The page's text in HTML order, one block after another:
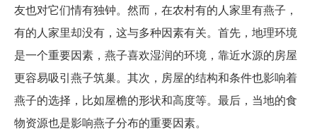
友也对它们情有独钟。然而，在农村有的人家里有燕子，
有的人家里却没有，这与多种因素有关。首先，地理环境
是一个重要因素，燕子喜欢湿润的环境，靠近水源的房屋
更容易吸引燕子筑巢。其次，房屋的结构和条件也影响着
燕子的选择，比如屋檐的形状和高度等。最后，当地的食
物资源也是影响燕子分布的重要因素。